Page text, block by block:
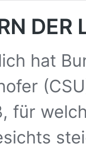
DER
hat
für